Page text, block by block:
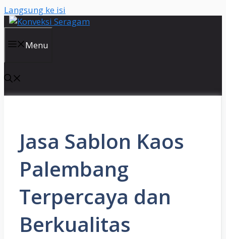
Langsung ke isi
Menu
Jasa Sablon Kaos
Palembang
Terpercaya dan
Berkualitas